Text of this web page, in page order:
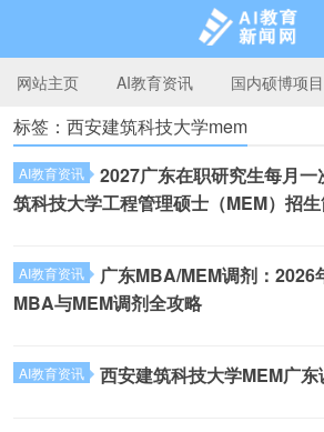
AI教育新闻网
网站主页 AI教育资讯 国内硕博项目
标签：西安建筑科技大学mem
AI教育资讯
2027广东在职研究生每月
筑科技大学工程管理硕士（MEM）招
AI教育资讯
广东MBA/MEM调剂：2026
MBA与MEM调剂全攻略
AI教育资讯 西安建筑科技大学MEM广